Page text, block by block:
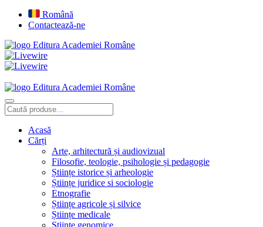
Română
Contactează-ne
Editura Academiei Române
Editura Academiei Române
Acasă
Cărți
Arte, arhitectură și audiovizual
Filosofie, teologie, psihologie și pedagogie
Științe istorice și arheologie
Științe juridice si sociologie
Etnografie
Științe agricole și silvice
Științe medicale
Științe genomice